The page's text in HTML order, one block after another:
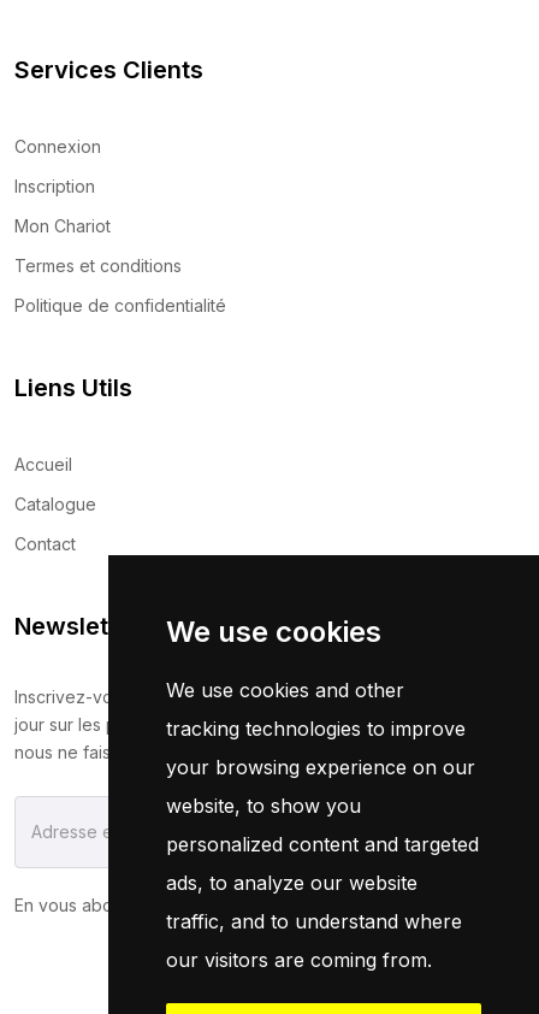
We use cookies
We use cookies and other
tracking technologies to improve
your browsing experience on our
website, to show you
personalized content and targeted
ads, to analyze our website
traffic, and to understand where
our visitors are coming from.
Services Clients
Connexion
Inscription
Mon Chariot
Termes et conditions
Politique de confidentialité
Liens Utils
Accueil
Catalogue
Contact
Newsletter
Inscrivez-vous maintenant pour recevoir les dernières mises à
jour sur les promotions et les coupons. Ne vous inquiétez pas,
nous ne faisons pas de spam !
S'Abonner
En vous abonnant, vous acceptez notre